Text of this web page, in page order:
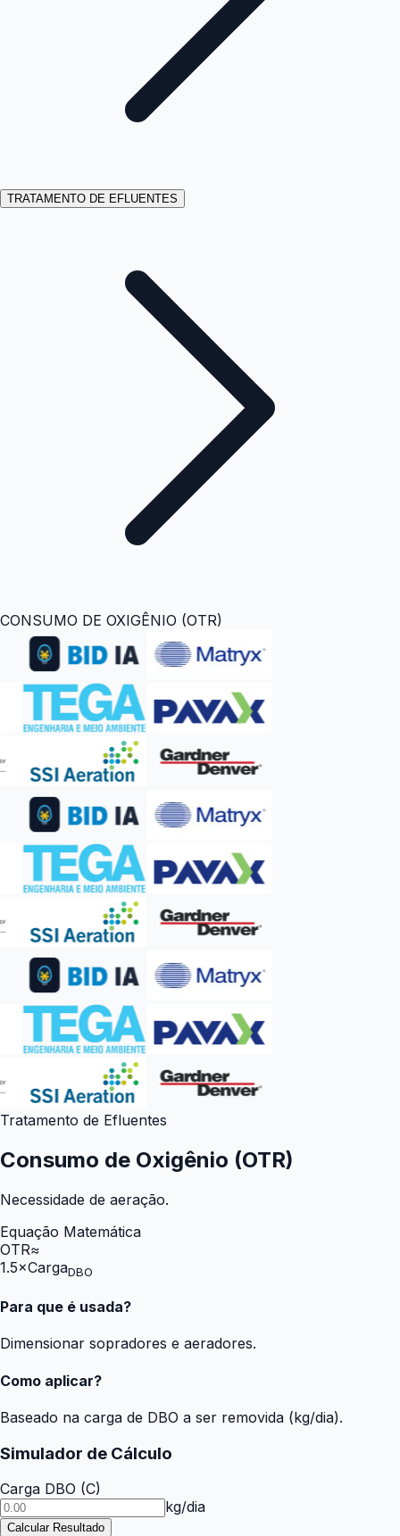
TRATAMENTO DE EFLUENTES
CONSUMO DE OXIGÊNIO (OTR)
Tratamento de Efluentes
Consumo de Oxigênio (OTR)
Necessidade de aeração.
Equação Matemática
OTR≈
1.5×CargaDBO
Para que é usada?
Dimensionar sopradores e aeradores.
Como aplicar?
Baseado na carga de DBO a ser removida (kg/dia).
Simulador de Cálculo
Carga DBO (C)
kg/dia
Calcular Resultado